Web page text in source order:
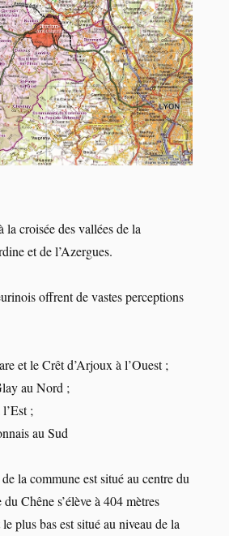
la croisée des vallées de la
et de l’Azergues.
offrent de vastes perceptions
et le Crêt d’Arjoux à l’Ouest ;
au Nord ;
;
au Sud
la commune est situé au centre du
Chêne s’élève à 404 mètres
plus bas est situé au niveau de la